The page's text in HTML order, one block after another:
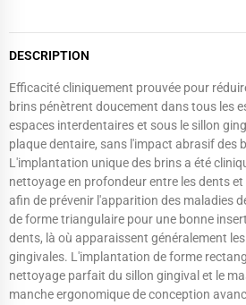
DESCRIPTION
Efficacité cliniquement prouvée pour
brins pénètrent doucement dans tous les
espaces interdentaires et sous le sillon
plaque dentaire, sans l'impact abrasif des
L'implantation unique des brins a été
nettoyage en profondeur entre les dents et
afin de prévenir l'apparition des maladies
de forme triangulaire pour une bonne
dents, là où apparaissent généralement
gingivales. L'implantation de forme
nettoyage parfait du sillon gingival et le
manche ergonomique de conception